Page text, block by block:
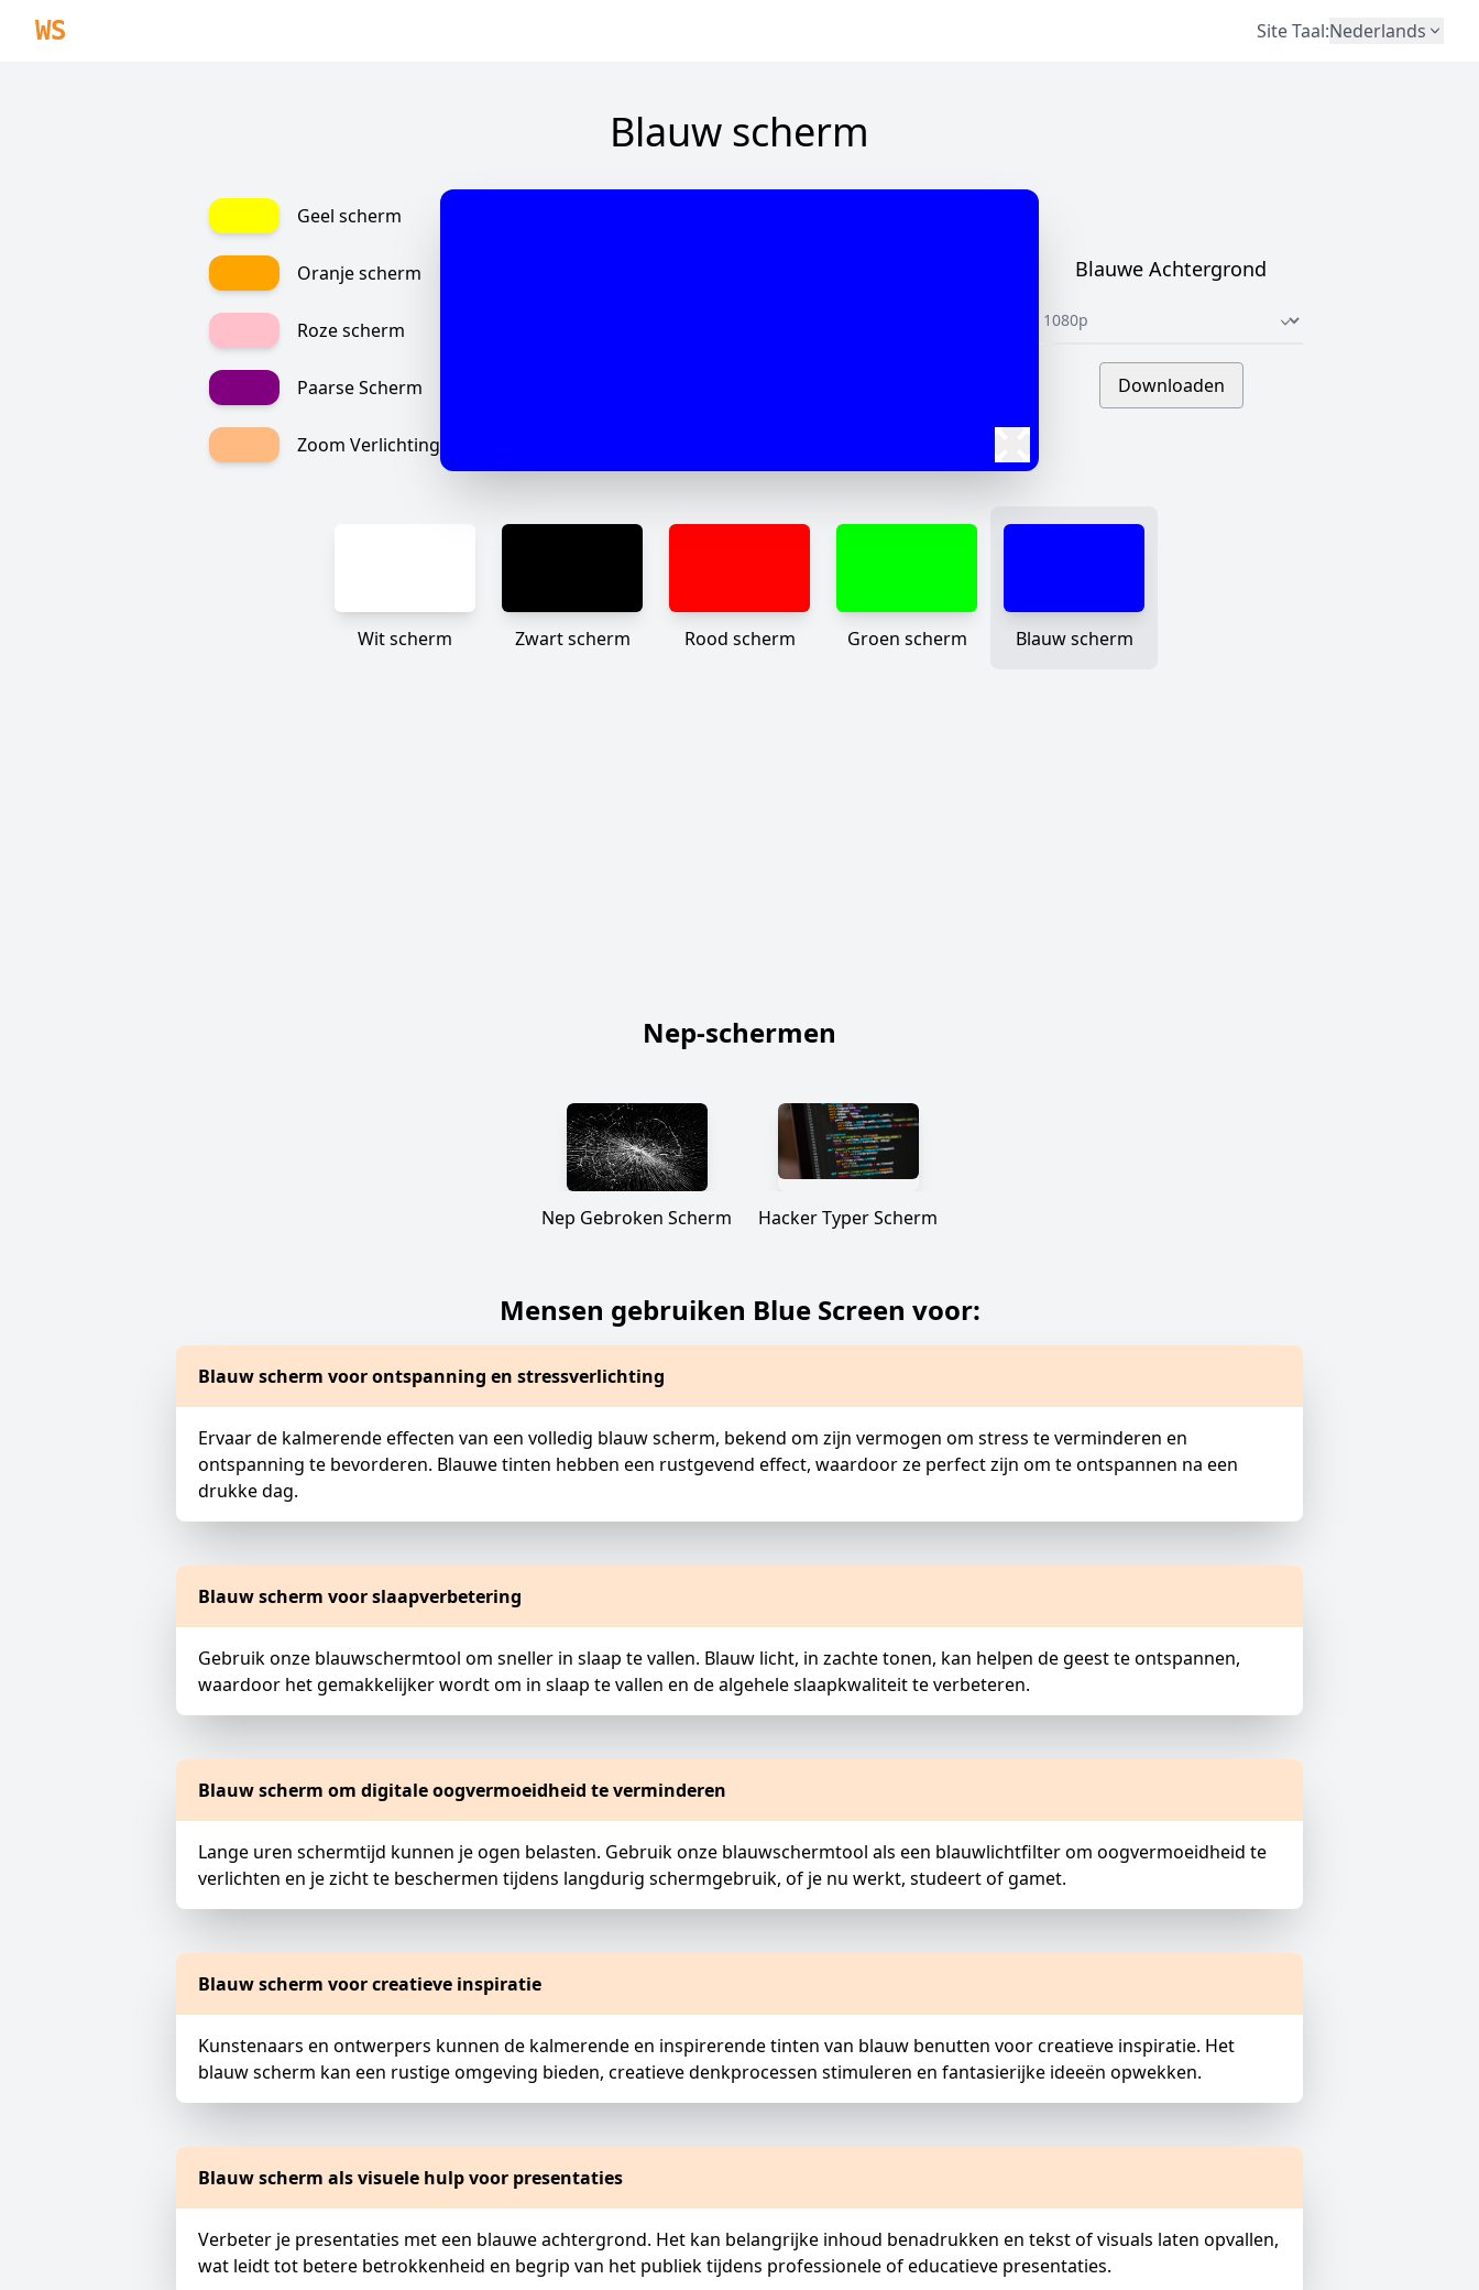
WS Site Taal:Nederlands
Blauw scherm
Geel scherm
Oranje scherm
Roze scherm
Paarse Scherm
Zoom Verlichting
Blauwe Achtergrond
Underline select
Downloaden
Wit scherm Zwart scherm Rood scherm Groen scherm Blauw scherm
Nep-schermen
Nep Gebroken Scherm Hacker Typer Scherm
Mensen gebruiken Blue Screen voor:
Blauw scherm voor ontspanning en stressverlichting
Ervaar de kalmerende effecten van een volledig blauw scherm, bekend om zijn vermogen om stress te verminderen en
ontspanning te bevorderen. Blauwe tinten hebben een rustgevend effect, waardoor ze perfect zijn om te ontspannen na een
drukke dag.
Blauw scherm voor slaapverbetering
Gebruik onze blauwschermtool om sneller in slaap te vallen. Blauw licht, in zachte tonen, kan helpen de geest te ontspannen,
waardoor het gemakkelijker wordt om in slaap te vallen en de algehele slaapkwaliteit te verbeteren.
Blauw scherm om digitale oogvermoeidheid te verminderen
Lange uren schermtijd kunnen je ogen belasten. Gebruik onze blauwschermtool als een blauwlichtfilter om oogvermoeidheid te
verlichten en je zicht te beschermen tijdens langdurig schermgebruik, of je nu werkt, studeert of gamet.
Blauw scherm voor creatieve inspiratie
Kunstenaars en ontwerpers kunnen de kalmerende en inspirerende tinten van blauw benutten voor creatieve inspiratie. Het
blauw scherm kan een rustige omgeving bieden, creatieve denkprocessen stimuleren en fantasierijke ideeën opwekken.
Blauw scherm als visuele hulp voor presentaties
Verbeter je presentaties met een blauwe achtergrond. Het kan belangrijke inhoud benadrukken en tekst of visuals laten opvallen,
wat leidt tot betere betrokkenheid en begrip van het publiek tijdens professionele of educatieve presentaties.